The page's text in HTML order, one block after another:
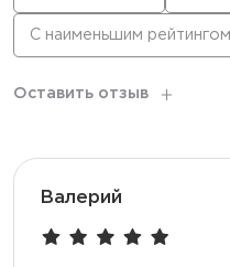
С наименьшим рейтингом
Оставить отзыв
Валерий